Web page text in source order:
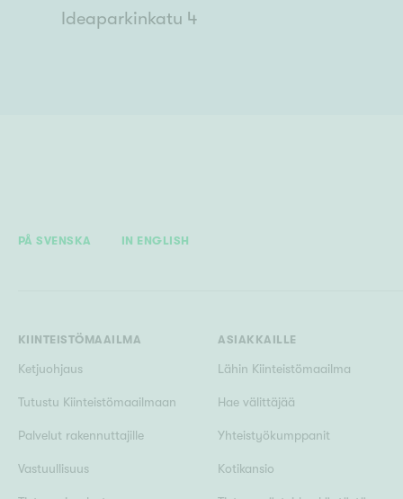
Ideaparkinkatu 4
PÅ SVENSKA IN ENGLISH
KIINTEISTÖMAAILMA
Ketjuohjaus
Tutustu Kiinteistömaailmaan
Palvelut rakennuttajille
Vastuullisuus
ASIAKKAILLE
Lähin Kiinteistömaailma
Hae välittäjää
Yhteistyökumppanit
Kotikansio